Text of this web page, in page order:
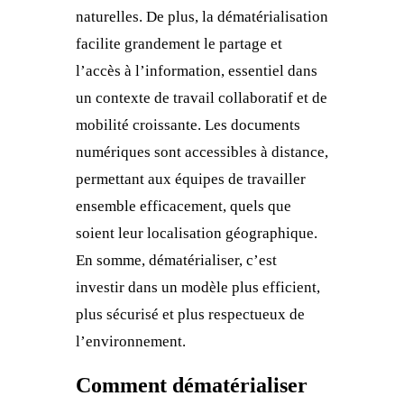
naturelles. De plus, la dématérialisation
facilite grandement le partage et
l’accès à l’information, essentiel dans
un contexte de travail collaboratif et de
mobilité croissante. Les documents
numériques sont accessibles à distance,
permettant aux équipes de travailler
ensemble efficacement, quels que
soient leur localisation géographique.
En somme, dématérialiser, c’est
investir dans un modèle plus efficient,
plus sécurisé et plus respectueux de
l’environnement.
Comment dématérialiser